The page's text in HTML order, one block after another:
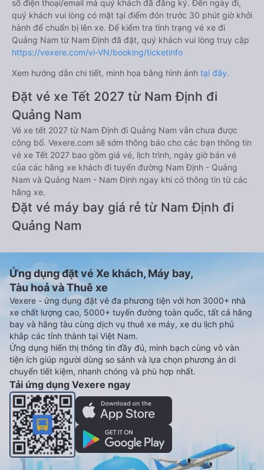
số điện thoại/email mà quý khách đã đăng ký. Đến ngày đi,
quý khách vui lòng có mặt tại điểm đón trước 30 phút giờ khởi
hành để chuẩn bị lên xe. Để kiểm tra tình trạng vé xe đi
Quảng Nam từ Nam Định đã đặt, quý khách vui lòng truy cập
https://vexere.com/vi-VN/booking/ticketinfo
Xem hướng dẫn chi tiết, minh họa bằng hình ảnh tại đây.
Đặt vé xe Tết 2027 từ Nam Định đi
Quảng Nam
Vé xe tết 2027 từ Nam Định đi Quảng Nam vẫn chưa được
công bố. Vexere.com sẽ sớm thông báo cho các bạn thông tin
vé xe Tết 2027 bao gồm giá vé, lịch trình, ngày giờ bán vé
của các hãng xe khách đi tuyến đường Nam Định - Quảng
Nam và Quảng Nam - Nam Định ngay khi có thông tin từ các
hãng xe.
Đặt vé máy bay giá rẻ từ Nam Định đi
Quảng Nam
Ứng dụng đặt vé Xe khách, Máy bay,
Tàu hoả và Thuê xe
Vexere - ứng dụng đặt vé đa phương tiện với hơn 3000+ nhà
xe chất lượng cao, 5000+ tuyến đường toàn quốc, tất cả hãng
bay và hãng tàu cùng dịch vụ thuê xe máy, xe du lịch phủ
khắp các tỉnh thành tại Việt Nam.
Ứng dụng hiển thị thông tin đầy đủ, minh bạch cùng vô vàn
tiện ích giúp người dùng so sánh và lựa chọn phương án di
chuyển tiết kiệm, nhanh chóng và phù hợp nhất.
Tải ứng dụng Vexere ngay